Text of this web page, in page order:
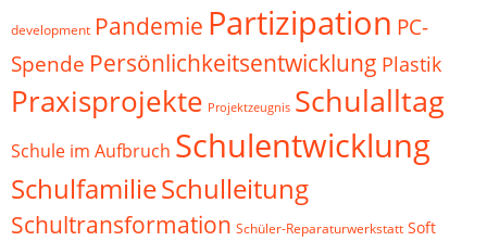
development Pandemie Partizipation PC-
Spende Persönlichkeitsentwicklung Plastik
Praxisprojekte Projektzeugnis Schulalltag
Schule im Aufbruch Schulentwicklung
SchulfamilieSchulleitung
Schultransformation Schüler-Reparaturwerkstatt Soft